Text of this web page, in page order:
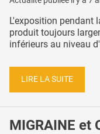
L'exposition pendant
produit toujours
inférieurs au niveau
LIRE LA SUITE
MIGRAINE et